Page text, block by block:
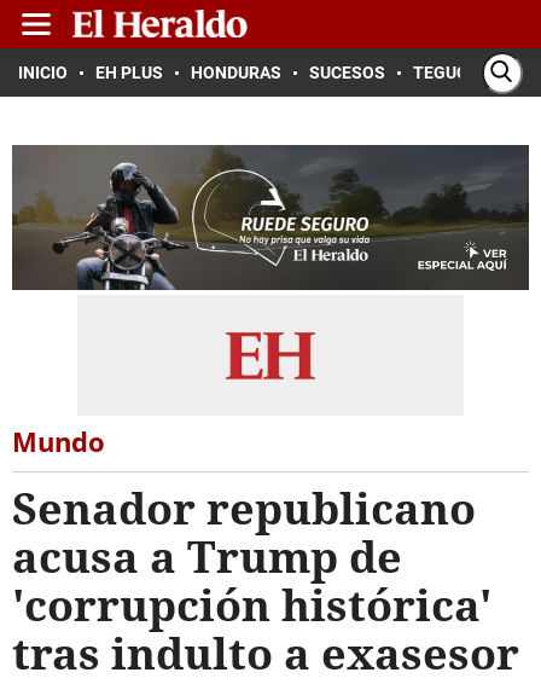
INICIO EH PLUS HONDURAS SUCESOS TEGUCIGALPA
Mundo
Senador republicano
acusa a Trump de
'corrupción histórica'
tras indulto a exasesor